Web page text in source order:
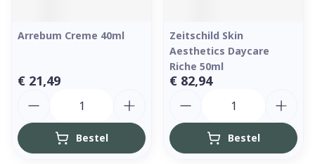
Arrebum Creme 40ml
€ 21,49
Bestel
Zeitschild Skin
Aesthetics Daycare
Riche 50ml
€ 82,94
Bestel